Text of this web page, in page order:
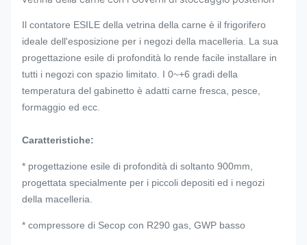
Il contatore ESILE della vetrina della carne è il frigorifero
ideale dell'esposizione per i negozi della macelleria. La sua
progettazione esile di profondità lo rende facile installare in
tutti i negozi con spazio limitato. I 0~+6 gradi della
temperatura del gabinetto è adatti carne fresca, pesce,
formaggio ed ecc.
Caratteristiche:
* progettazione esile di profondità di soltanto 900mm,
progettata specialmente per i piccoli depositi ed i negozi
della macelleria.
* compressore di Secop con R290 gas, GWP basso